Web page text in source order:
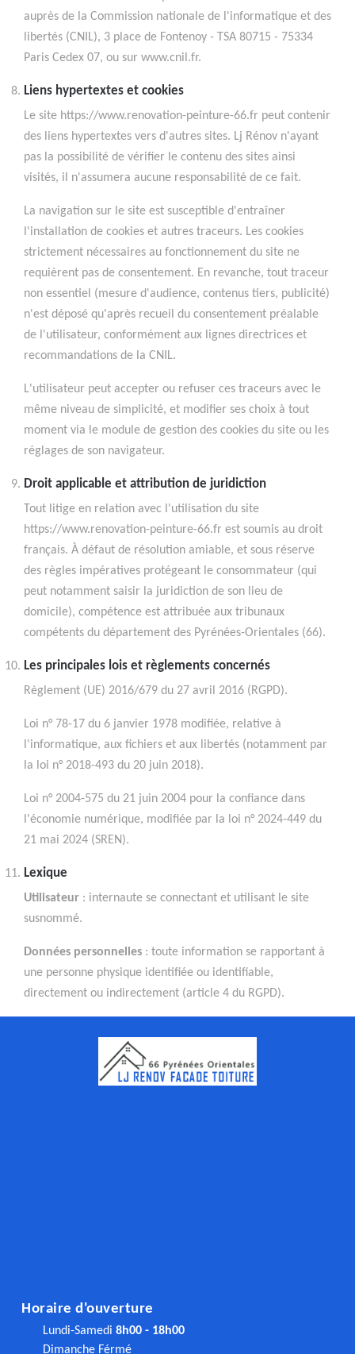
auprès de la Commission nationale de l'informatique et des
libertés (CNIL), 3 place de Fontenoy - TSA 80715 - 75334
Paris Cedex 07, ou sur www.cnil.fr.
Liens hypertextes et cookies
Le site https://www.renovation-peinture-66.fr peut contenir
des liens hypertextes vers d'autres sites. Lj Rénov n'ayant
pas la possibilité de vérifier le contenu des sites ainsi
visités, il n'assumera aucune responsabilité de ce fait.
La navigation sur le site est susceptible d'entraîner
l'installation de cookies et autres traceurs. Les cookies
strictement nécessaires au fonctionnement du site ne
requièrent pas de consentement. En revanche, tout traceur
non essentiel (mesure d'audience, contenus tiers, publicité)
n'est déposé qu'après recueil du consentement préalable
de l'utilisateur, conformément aux lignes directrices et
recommandations de la CNIL.
L'utilisateur peut accepter ou refuser ces traceurs avec le
même niveau de simplicité, et modifier ses choix à tout
moment via le module de gestion des cookies du site ou les
réglages de son navigateur.
Droit applicable et attribution de juridiction
Tout litige en relation avec l'utilisation du site
https://www.renovation-peinture-66.fr est soumis au droit
français. À défaut de résolution amiable, et sous réserve
des règles impératives protégeant le consommateur (qui
peut notamment saisir la juridiction de son lieu de
domicile), compétence est attribuée aux tribunaux
compétents du département des Pyrénées-Orientales (66).
Les principales lois et règlements concernés
Règlement (UE) 2016/679 du 27 avril 2016 (RGPD).
Loi n° 78-17 du 6 janvier 1978 modifiée, relative à
l'informatique, aux fichiers et aux libertés (notamment par
la loi n° 2018-493 du 20 juin 2018).
Loi n° 2004-575 du 21 juin 2004 pour la confiance dans
l'économie numérique, modifiée par la loi n° 2024-449 du
21 mai 2024 (SREN).
Lexique
Utilisateur : internaute se connectant et utilisant le site
susnommé.
Données personnelles : toute information se rapportant à
une personne physique identifiée ou identifiable,
directement ou indirectement (article 4 du RGPD).
Horaire d'ouverture
Lundi-Samedi 8h00 - 18h00
Dimanche Férmé